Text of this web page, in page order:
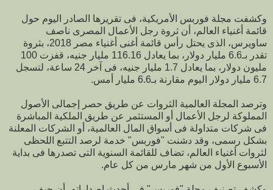
وكشفت مجلة فوربس الأمريكية، فى تقريرها الصادر اليوم حول
قائمة أغنياء العالم، أن ثروة رجل الأعمال المصرى ناصف
ساويرس، الذى يحتل رأس قائمة أغنى أغنياء مصر 2018، بثروة
تقدر بـ6.6 مليار دولار، بما يعادل 116.16 مليار جنيه، قفزت 100
مليون دولار، بما يعادل 1.7 مليار جنيه، فى آخر 24 ساعة، لتسجل
6.7 مليار دولار اليوم مقارنة بـ6.6 مليار أمس.
وترصد المجلة العالمية الثروات عن طريق حصر إجمالى الأصول
المملوكة لرجل الأعمال أو المستثمر عن طريق الملكية المباشرة
فى شركات متداولة فى أسواق المال العالمية، أو الشركات المعلنة
بشكل رسمى، وقد دشنت "فوربس" خدمة لرصد التتبع اللحظى
لثروات أغنياء العالم، تضاف للقائمة السنوية التى تصدرها فى بداية
الأسبوع الأول من شهر مارس من كل عام.